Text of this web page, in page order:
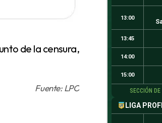
Fuente: LPO